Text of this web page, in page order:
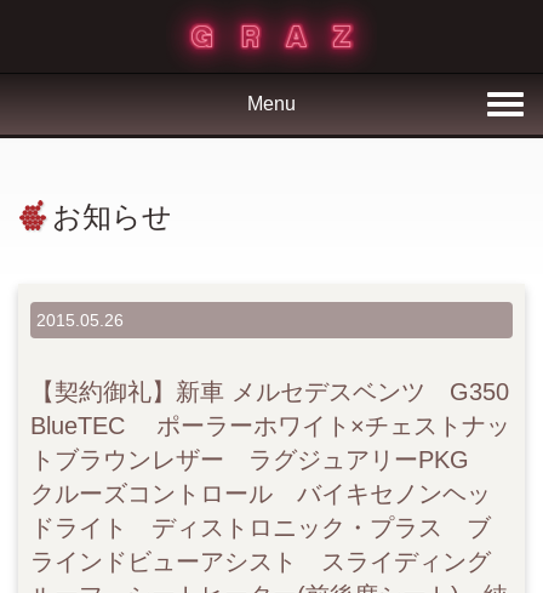
Menu
お知らせ
2015.05.26
【契約御礼】新車 メルセデスベンツ G350
BlueTEC ポーラーホワイト×チェストナッ
トブラウンレザー ラグジュアリーPKG
クルーズコントロール バイキセノンヘッ
ドライト ディストロニック・プラス ブ
ラインドビューアシスト スライディング